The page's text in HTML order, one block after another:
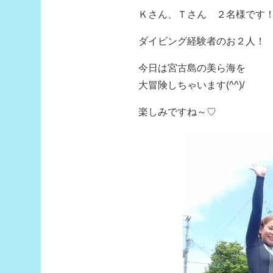
Ｋさん、Ｔさん ２名様です
ダイビング経験者のお２人！
今日は宮古島の美ら海を
大冒険しちゃいます(^^)/
楽しみですね～♡